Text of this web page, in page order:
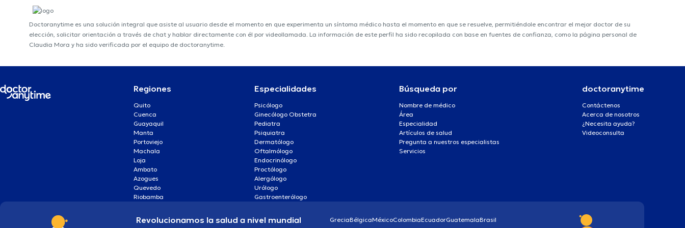
Doctoranytime es una solución integral que asiste al usuario desde el momento en que experimenta un síntoma médico hasta el momento en que se resuelve, permitiéndole encontrar el mejor doctor de su
elección, solicitar orientación a través de chat y hablar directamente con él por videollamada. La información de este perfil ha sido recopilada con base en fuentes de confianza, como la página personal de
Claudia Mora y ha sido verificada por el equipo de doctoranytime.
Regiones
Quito
Cuenca
Guayaquil
Manta
Portoviejo
Machala
Loja
Ambato
Azogues
Quevedo
Riobamba
Especialidades
Psicólogo
Ginecólogo Obstetra
Pediatra
Psiquiatra
Dermatólogo
Oftalmólogo
Endocrinólogo
Proctólogo
Alergólogo
Urólogo
Gastroenterólogo
Búsqueda por
Nombre de médico
Área
Especialidad
Artículos de salud
Pregunta a nuestros especialistas
Servicios
doctoranytime
Contáctenos
Acerca de nosotros
¿Necesita ayuda?
Videoconsulta
Revolucionamos la salud a nivel mundial GreciaBélgicaMéxicoColombiaEcuadorGuatemalaBrasil